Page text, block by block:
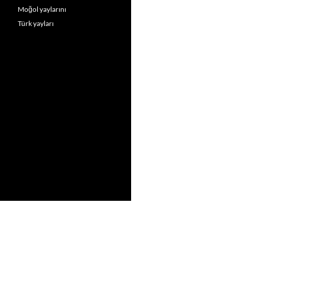
Moğol yaylarını
Türk yayları